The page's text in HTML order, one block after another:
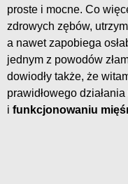
proste i mocne. Co
zdrowych zębów,
a nawet zapobiega
jednym z powodów
dowiodły także, że
prawidłowego działania
i funkcjonowaniu